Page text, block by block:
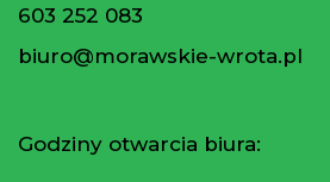
603 252 083
biuro@morawskie-wrota.pl
Godziny otwarcia biura: